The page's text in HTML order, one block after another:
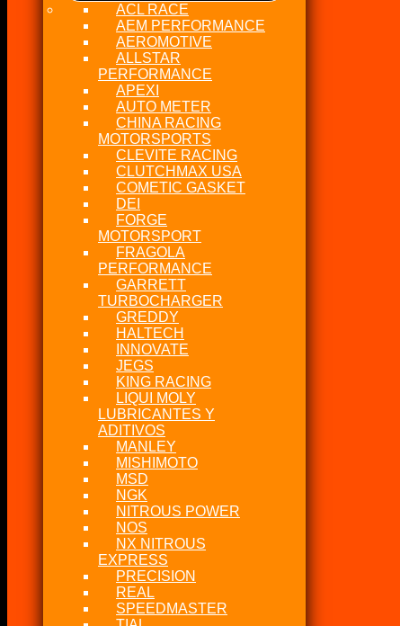
ACL RACE
AEM PERFORMANCE
AEROMOTIVE
ALLSTAR
PERFORMANCE
APEXI
AUTO METER
CHINA RACING
MOTORSPORTS
CLEVITE RACING
CLUTCHMAX USA
COMETIC GASKET
DEI
FORGE
MOTORSPORT
FRAGOLA
PERFORMANCE
GARRETT
TURBOCHARGER
GREDDY
HALTECH
INNOVATE
JEGS
KING RACING
LIQUI MOLY
LUBRICANTES Y
ADITIVOS
MANLEY
MISHIMOTO
MSD
NGK
NITROUS POWER
NOS
NX NITROUS
EXPRESS
PRECISION
REAL
SPEEDMASTER